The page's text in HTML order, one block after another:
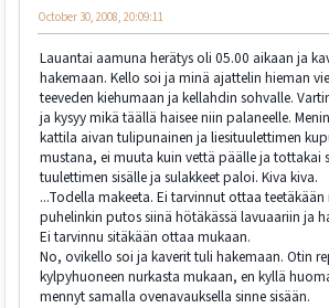
October 30, 2008, 20:09:11
Lauantai aamuna herätys oli 05.00 aikaan ja
hakemaan. Kello soi ja minä ajattelin hieman
teeveden kiehumaan ja kellahdin sohvalle.
ja kysyy mikä täällä haisee niin palaneelle.
kattila aivan tulipunainen ja liesituulettimen
mustana, ei muuta kuin vettä päälle ja tottakai
tuulettimen sisälle ja sulakkeet paloi. Kiva kiva.
...Todella makeeta. Ei tarvinnut ottaa
puhelinkin putos siinä hötäkässä lavuaariin ja
Ei tarvinnu sitäkään ottaa mukaan.
No, ovikello soi ja kaverit tuli hakemaan. Otin
kylpyhuoneen nurkasta mukaan, en kyllä
mennyt samalla ovenavauksella sinne sisään.